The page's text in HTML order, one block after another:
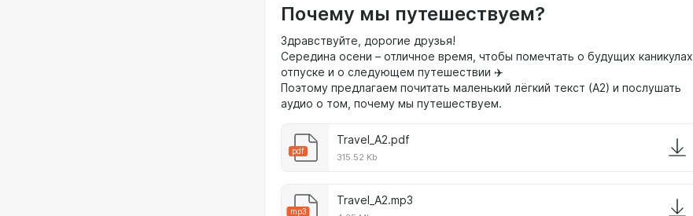
pdf
Gagarin.pdf
10.65 Mb
Почему мы путешествуем?
Здравствуйте, дорогие друзья!
Середина осени – отличное время, чтобы помечтать о будущих каникулах,
отпуске и о следующем путешествии ✈️
Поэтому предлагаем почитать маленький лёгкий текст (А2) и послушать
аудио о том, почему мы путешествуем.
pdf
Travel_A2.pdf
315.52 Kb
mp3
Travel_A2.mp3